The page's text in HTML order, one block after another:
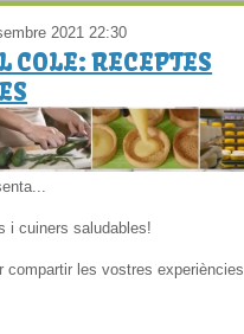
2021 22:30
COLE: RECEPTES
i cuiners saludables!
compartir les vostres experiències